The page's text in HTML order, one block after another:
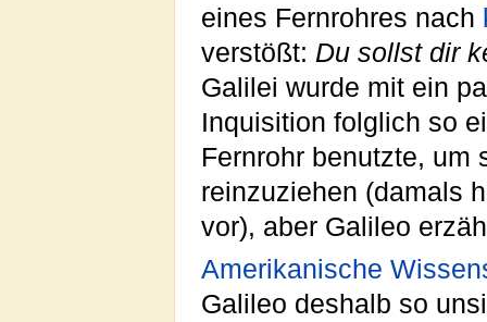
eines Fernrohres nach
verstößt: Du sollst dir
Galilei wurde mit ein
Inquisition folglich so
Fernrohr benutzte, um
reinzuziehen (damals
vor), aber Galileo
Amerikanische
Galileo deshalb so